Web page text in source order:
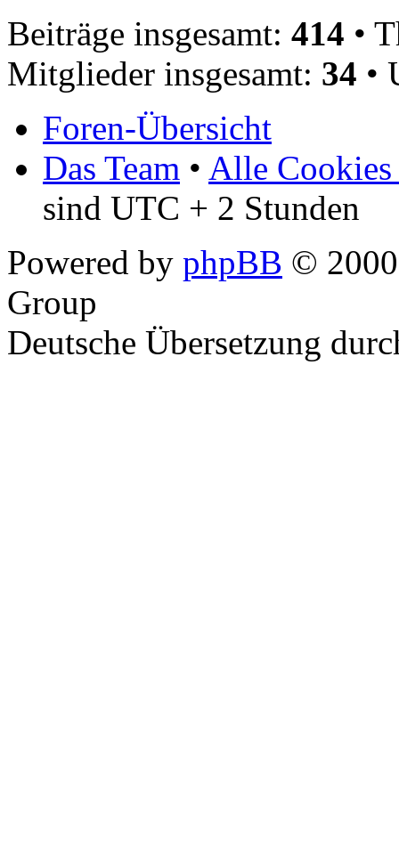
Beiträge insgesamt: 414 •
Mitglieder insgesamt: 34 •
Foren-Übersicht
Das Team • Alle Cookies
sind UTC + 2 Stunden
Powered by phpBB ©
Group
Deutsche Übersetzung